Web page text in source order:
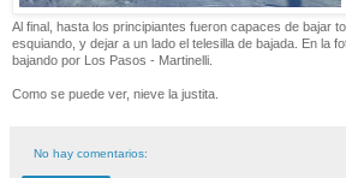
Al final, hasta los principiantes fueron capaces de bajar
esquiando, y dejar a un lado el telesilla de bajada. En la
bajando por Los Pasos - Martinelli.
Como se puede ver, nieve la justita.
No hay comentarios: